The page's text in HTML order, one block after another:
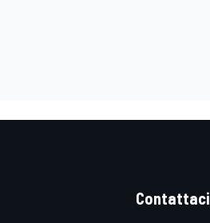
Contattaci